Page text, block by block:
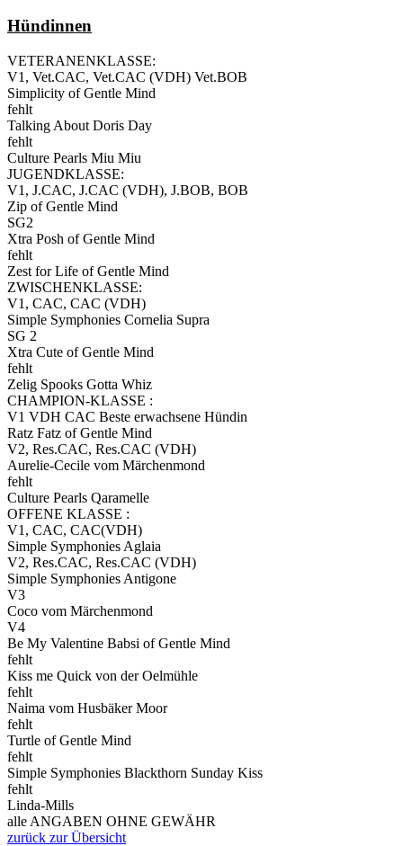
Hündinnen
VETERANENKLASSE:
V1, Vet.CAC, Vet.CAC (VDH) Vet.BOB
Simplicity of Gentle Mind
fehlt
Talking About Doris Day
fehlt
Culture Pearls Miu Miu
JUGENDKLASSE:
V1, J.CAC, J.CAC (VDH), J.BOB, BOB
Zip of Gentle Mind
SG2
Xtra Posh of Gentle Mind
fehlt
Zest for Life of Gentle Mind
ZWISCHENKLASSE:
V1, CAC, CAC (VDH)
Simple Symphonies Cornelia Supra
SG 2
Xtra Cute of Gentle Mind
fehlt
Zelig Spooks Gotta Whiz
CHAMPION-KLASSE :
V1 VDH CAC Beste erwachsene Hündin
Ratz Fatz of Gentle Mind
V2, Res.CAC, Res.CAC (VDH)
Aurelie-Cecile vom Märchenmond
fehlt
Culture Pearls Qaramelle
OFFENE KLASSE :
V1, CAC, CAC(VDH)
Simple Symphonies Aglaia
V2, Res.CAC, Res.CAC (VDH)
Simple Symphonies Antigone
V3
Coco vom Märchenmond
V4
Be My Valentine Babsi of Gentle Mind
fehlt
Kiss me Quick von der Oelmühle
fehlt
Naima vom Husbäker Moor
fehlt
Turtle of Gentle Mind
fehlt
Simple Symphonies Blackthorn Sunday Kiss
fehlt
Linda-Mills
alle ANGABEN OHNE GEWÄHR
zurück zur Übersicht